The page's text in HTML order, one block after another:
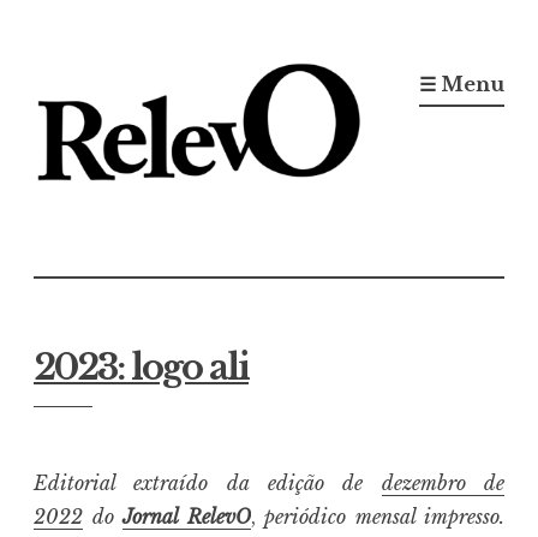
conteúdo
☰ Menu
2023: logo ali
Editorial extraído da edição de dezembro de
2022 do Jornal RelevO, periódico mensal impresso.